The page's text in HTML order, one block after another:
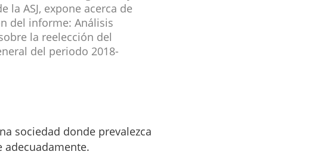
la ASJ, expone acerca de
del informe: Análisis
la reelección del
del periodo 2018-
sociedad donde prevalezca